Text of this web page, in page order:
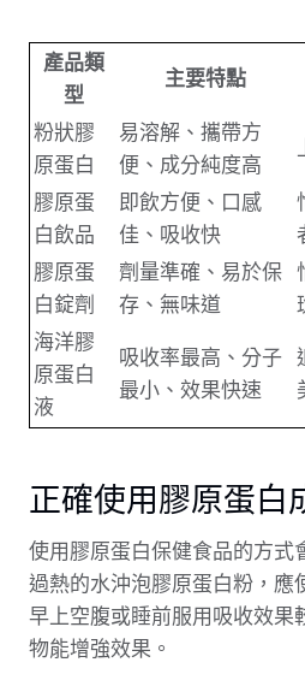
產品類
型
主要特點
粉狀膠
原蛋白
易溶解、攜帶方
便、成分純度高
膠原蛋
白飲品
即飲方便、口感
佳、吸收快
膠原蛋
白錠劑
劑量準確、易於保
存、無味道
海洋膠
原蛋白
液
吸收率最高、分子
最小、效果快速
正確使用膠原蛋白
使用膠原蛋白保健食品的方式
過熱的水沖泡膠原蛋白粉，應
早上空腹或睡前服用吸收效果
物能增強效果。